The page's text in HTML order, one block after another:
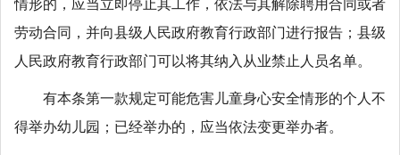
情形的，应当立即停止其工作，依法与其解除聘用合同或者
劳动合同，并向县级人民政府教育行政部门进行报告；县级
人民政府教育行政部门可以将其纳入从业禁止人员名单。
有本条第一款规定可能危害儿童身心安全情形的个人不
得举办幼儿园；已经举办的，应当依法变更举办者。